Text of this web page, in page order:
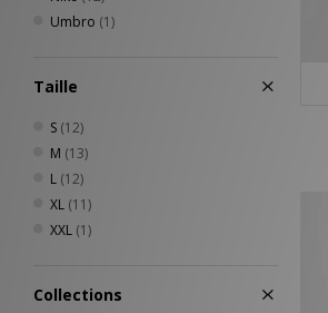
Umbro (1)
Taille
S (12)
M (13)
L (12)
XL (11)
XXL (1)
Collections